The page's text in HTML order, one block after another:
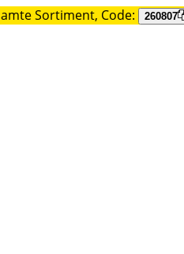
Sortiment, Code: 260807